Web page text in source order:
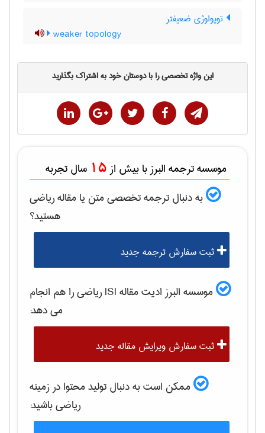
توپولوژی ضعیفتر
weaker topology
این واژه تخصصی را با دوستان خود به اشتراک بگذارید
موسسه ترجمه البرز با بیش از 15 سال تجربه
به دنبال ترجمه تخصصی متن یا مقالهرياضی
هستید؟
ثبت سفارش ترجمه جدید
موسسه البرز ادیت مقاله ISI رياضیرا هم انجام
می دهد:
ثبت سفارش ویرایش مقاله جدید
ممکن است به دنبال تولید محتوا در زمینه
رياضیباشید: